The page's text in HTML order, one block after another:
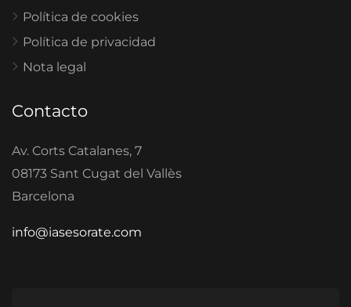
Política de cookies
Política de privacidad
Nota legal
Contacto
Av. Corts Catalanes, 7
08173 Sant Cugat del Vallès
Barcelona
info@iasesorate.com